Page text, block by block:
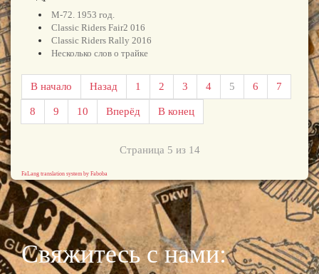
М-72. 1953 год.
Classic Riders Fair2 016
Classic Riders Rally 2016
Несколько слов о трайке
В начало Назад 1 2 3 4 5 6 7
8 9 10 Вперёд В конец
Страница 5 из 14
FaLang translation system by Faboba
Свяжитесь с нами: